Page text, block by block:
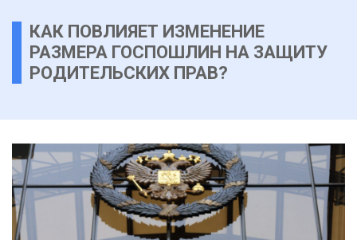
КАК ПОВЛИЯЕТ ИЗМЕНЕНИЕ
РАЗМЕРА ГОСПОШЛИН НА ЗАЩИТУ
РОДИТЕЛЬСКИХ ПРАВ?